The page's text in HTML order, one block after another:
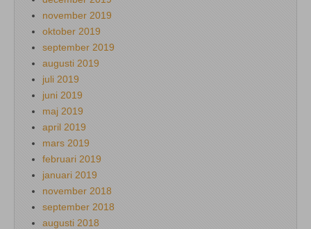
november 2019
oktober 2019
september 2019
augusti 2019
juli 2019
juni 2019
maj 2019
april 2019
mars 2019
februari 2019
januari 2019
november 2018
september 2018
augusti 2018